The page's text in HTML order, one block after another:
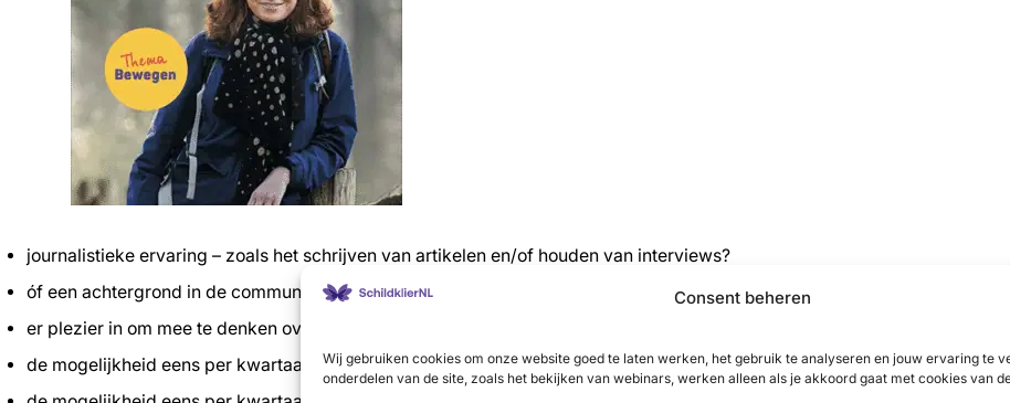
Consent beheren
Wij gebruiken cookies om onze website goed te laten werken, het gebruik te analyseren en jouw ervaring te
onderdelen van de site, zoals het bekijken van webinars, werken alleen als je akkoord gaat met cookies van
journalistieke ervaring – zoals het schrijven van artikelen en/of houden van interviews?
óf een achtergrond in de communicatie en een vlotte pen?
er plezier in om mee te denken over de inhoud van Schild?
de mogelijkheid eens per kwartaal de redactievergadering bij te wonen?